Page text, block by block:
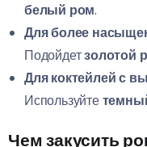
белый ром.
Для более
Подойдетзолотой
Для коктейлей с
Используйте
Чем закусить